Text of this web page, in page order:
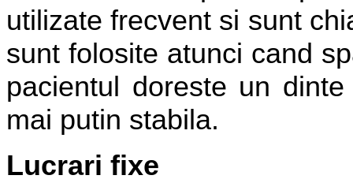
utilizate frecvent si sunt
sunt folosite atunci cand
pacientul doreste un
mai putin stabila.
Lucrari fixe